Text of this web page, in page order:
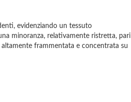
evidenziando un tessuto
minoranza, relativamente ristretta, pari
frammentata e concentrata su